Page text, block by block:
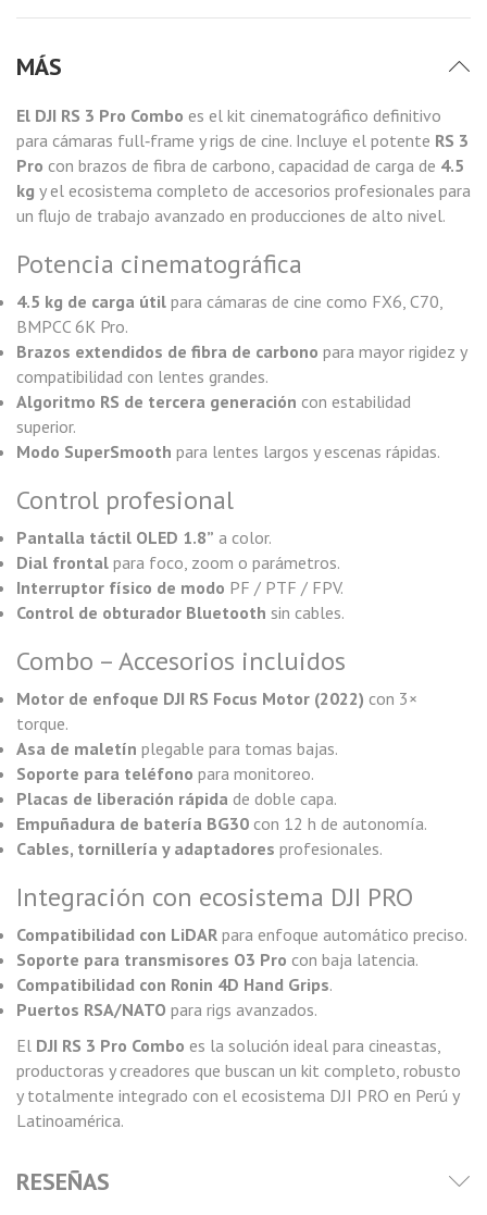
MÁS
El DJI RS 3 Pro Combo es el kit cinematográfico definitivo
para cámaras full‑frame y rigs de cine. Incluye el potente RS 3
Pro con brazos de fibra de carbono, capacidad de carga de 4.5
kg y el ecosistema completo de accesorios profesionales para
un flujo de trabajo avanzado en producciones de alto nivel.
Potencia cinematográfica
4.5 kg de carga útil para cámaras de cine como FX6, C70,
BMPCC 6K Pro.
Brazos extendidos de fibra de carbono para mayor rigidez y
compatibilidad con lentes grandes.
Algoritmo RS de tercera generación con estabilidad
superior.
Modo SuperSmooth para lentes largos y escenas rápidas.
Control profesional
Pantalla táctil OLED 1.8” a color.
Dial frontal para foco, zoom o parámetros.
Interruptor físico de modo PF / PTF / FPV.
Control de obturador Bluetooth sin cables.
Combo – Accesorios incluidos
Motor de enfoque DJI RS Focus Motor (2022) con 3×
torque.
Asa de maletín plegable para tomas bajas.
Soporte para teléfono para monitoreo.
Placas de liberación rápida de doble capa.
Empuñadura de batería BG30 con 12 h de autonomía.
Cables, tornillería y adaptadores profesionales.
Integración con ecosistema DJI PRO
Compatibilidad con LiDAR para enfoque automático preciso.
Soporte para transmisores O3 Pro con baja latencia.
Compatibilidad con Ronin 4D Hand Grips.
Puertos RSA/NATO para rigs avanzados.
El DJI RS 3 Pro Combo es la solución ideal para cineastas,
productoras y creadores que buscan un kit completo, robusto
y totalmente integrado con el ecosistema DJI PRO en Perú y
Latinoamérica.
RESEÑAS